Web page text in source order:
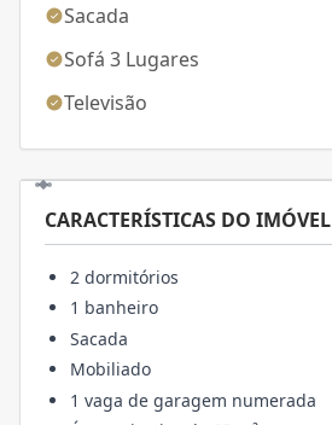
Sacada
Sofá 3 Lugares
Televisão
CARACTERÍSTICAS DO IMÓVEL
2 dormitórios
1 banheiro
Sacada
Mobiliado
1 vaga de garagem numerada